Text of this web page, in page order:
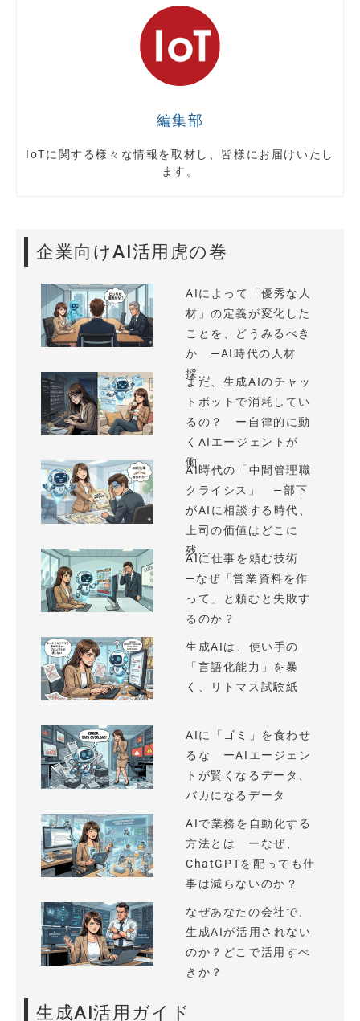
編集部
IoTに関する様々な情報を取材し、皆様にお届けいたし
ます。
企業向けAI活用虎の巻
AIによって「優秀な人
材」の定義が変化した
ことを、どうみるべき
か —AI時代の人材
採...
まだ、生成AIのチャッ
トボットで消耗してい
るの？ ー自律的に動
くAIエージェントが
働...
AI時代の「中間管理職
クライシス」 —部下
がAIに相談する時代、
上司の価値はどこに
残...
AIに仕事を頼む技術
—なぜ「営業資料を作
って」と頼むと失敗す
るのか？
生成AIは、使い手の
「言語化能力」を暴
く、リトマス試験紙
AIに「ゴミ」を食わせ
るな ーAIエージェン
トが賢くなるデータ、
バカになるデータ
AIで業務を自動化する
方法とは ーなぜ、
ChatGPTを配っても仕
事は減らないのか？
なぜあなたの会社で、
生成AIが活用されない
のか？どこで活用すべ
きか？
生成AI活用ガイド